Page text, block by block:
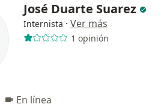
José Duarte Suarez
Internista · Ver más
1 opinión
En línea